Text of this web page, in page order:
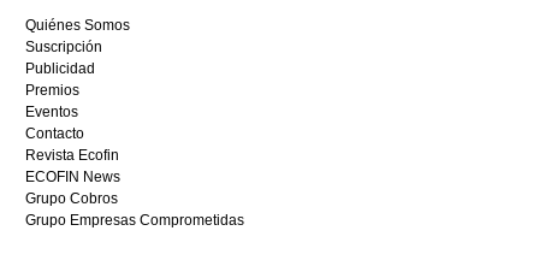
ganar
hoy
mismo.
Quiénes Somos
Suscripción
Publicidad
Premios
Eventos
Contacto
Revista Ecofin
ECOFIN News
Grupo Cobros
Grupo Empresas Comprometidas